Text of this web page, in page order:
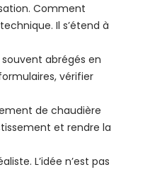
Comment
Il s’étend à
abrégés en
vérifier
de chaudière
et rendre la
L’idée n’est pas